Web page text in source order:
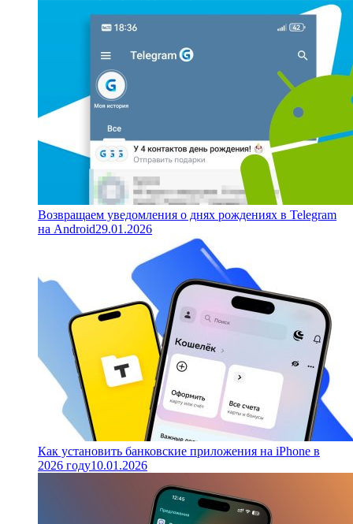
Возвращаем уведомления о днях рождениях в Telegram
на Android29.01.2026
Как установить банковские приложения на iPhone в
2026 году10.01.2026